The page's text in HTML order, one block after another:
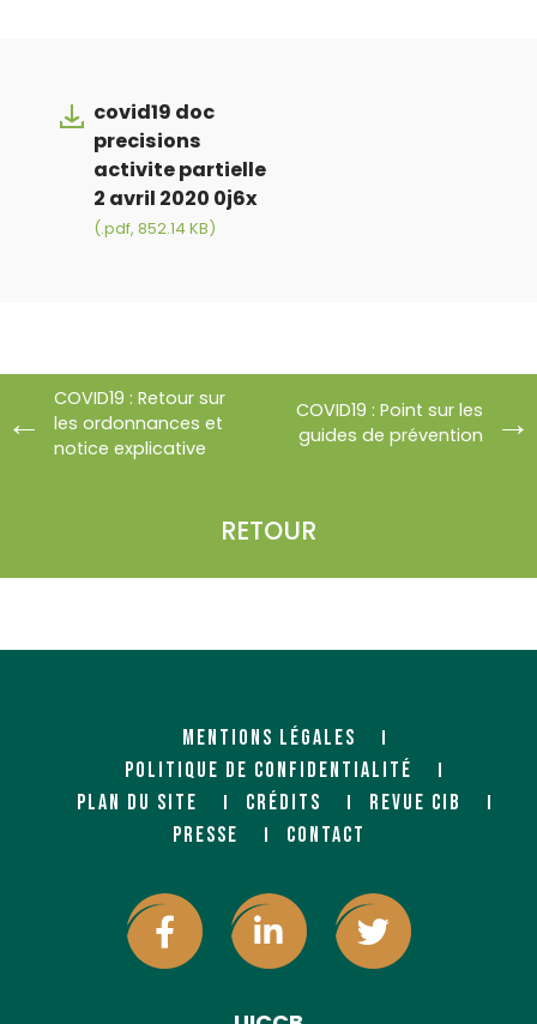
covid19 doc
precisions
activite partielle
2 avril 2020 0j6x
(.pdf, 852.14 KB)
COVID19 : Retour sur
les ordonnances et
notice explicative
RETOUR
COVID19 : Point sur les
guides de prévention
MENTIONS LÉGALES
POLITIQUE DE CONFIDENTIALITÉ
PLAN DU SITE
CRÉDITS
REVUE CIB
PRESSE
CONTACT